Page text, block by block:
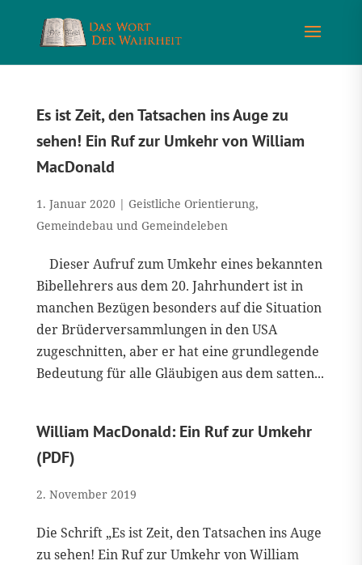
Es ist Zeit, den Tatsachen ins Auge zu
sehen! Ein Ruf zur Umkehr von William
MacDonald
1. Januar 2020| Geistliche Orientierung,
Gemeindebau und Gemeindeleben
Dieser Aufruf zum Umkehr eines bekannten
Bibellehrers aus dem 20. Jahrhundert ist in
manchen Bezügen besonders auf die Situation
der Brüderversammlungen in den USA
zugeschnitten, aber er hat eine grundlegende
Bedeutung für alle Gläubigen aus dem satten...
William MacDonald: Ein Ruf zur Umkehr
(PDF)
2. November 2019
Die Schrift „Es ist Zeit, den Tatsachen ins Auge
zu sehen! Ein Ruf zur Umkehr von William